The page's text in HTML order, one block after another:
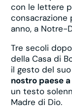
con le lettere
consacrazione
anno, a Notre-
Tre secoli
della Casa di
il gesto del
nostro paese
un testo
Madre di Dio.